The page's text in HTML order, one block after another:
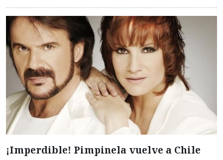
¡Imperdible! Pimpinela vuelve a Chile